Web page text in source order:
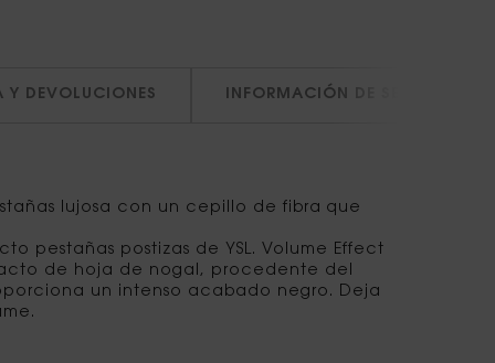
Y DEVOLUCIONES INFORMACIÓN DE SEGURIDAD
lujosa con un cepillo de fibra que
pestañas postizas de YSL. Volume Effect
de hoja de nogal, procedente del
un intenso acabado negro. Deja